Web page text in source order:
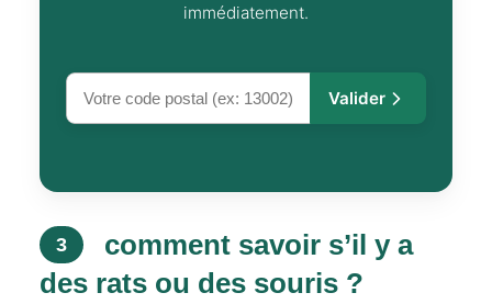
immédiatement.
Valider
3
comment savoir s’il y a
des rats ou des souris ?